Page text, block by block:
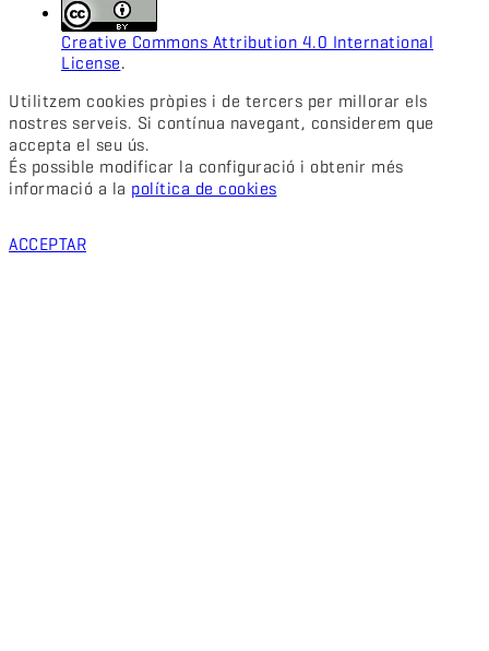
Creative Commons Attribution 4.0 International
License.
Utilitzem cookies pròpies i de tercers per millorar els
nostres serveis. Si contínua navegant, considerem que
accepta el seu ús.
És possible modificar la configuració i obtenir més
informació a la política de cookies
ACCEPTAR